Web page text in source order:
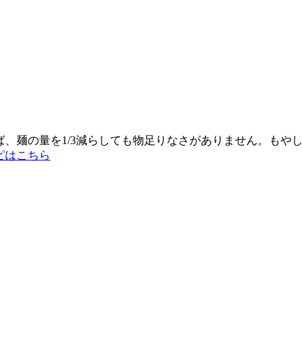
麺の量を1/3減らしても物足りなさがありません。もや
はこちら